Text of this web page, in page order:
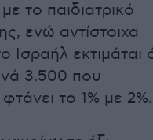
το παιδιατρικό
ενώ αντίστοιχα
εκτιμάται
3.500 που
το 1% με 2%.